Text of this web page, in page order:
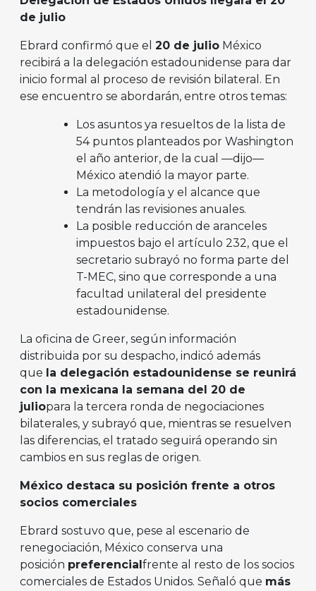
de julio
Ebrard confirmó que el 20 de julio México
recibirá a la delegación estadounidense para dar
inicio formal al proceso de revisión bilateral. En
ese encuentro se abordarán, entre otros temas:
Los asuntos ya resueltos de la lista de
54 puntos planteados por Washington
el año anterior, de la cual —dijo—
México atendió la mayor parte.
La metodología y el alcance que
tendrán las revisiones anuales.
La posible reducción de aranceles
impuestos bajo el artículo 232, que el
secretario subrayó no forma parte del
T-MEC, sino que corresponde a una
facultad unilateral del presidente
estadounidense.
La oficina de Greer, según información
distribuida por su despacho, indicó además
que la delegación estadounidense se reunirá
con la mexicana la semana del 20 de
juliopara la tercera ronda de negociaciones
bilaterales, y subrayó que, mientras se resuelven
las diferencias, el tratado seguirá operando sin
cambios en sus reglas de origen.
México destaca su posición frente a otros
socios comerciales
Ebrard sostuvo que, pese al escenario de
renegociación, México conserva una
posición preferencial frente al resto de los socios
comerciales de Estados Unidos. Señaló que más